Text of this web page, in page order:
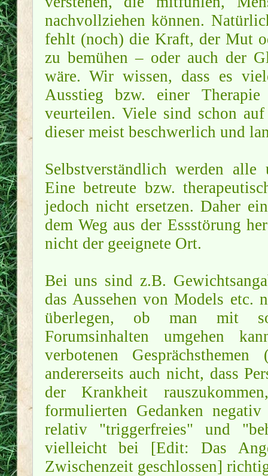
nachvollziehen können.
fehlt (noch) die Kraft, der Mut
zu bemühen – oder auch der
wäre. Wir wissen, dass es
Ausstieg bzw. einer
veurteilen. Viele sind schon
dieser meist beschwerlich und
Selbstverständlich werden
Eine betreute bzw.
jedoch nicht ersetzen. Daher
dem Weg aus der Essstörung
nicht der geeignete Ort.
Bei uns sind z.B.
das Aussehen von Models etc.
überlegen, ob man mit
Forumsinhalten umgehen
verbotenen
andererseits auch nicht, dass
der Krankheit
formulierten Gedanken
relativ "triggerfreies" und
vielleicht bei [Edit: Das
Zwischenzeit geschlossen]